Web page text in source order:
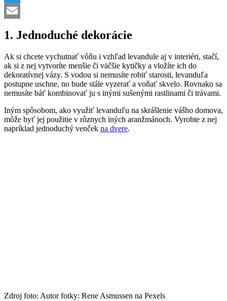
Twitter
1. Jednoduché dekorácie
Ak si chcete vychutnať vôňu i vzhľad levandule aj v interiéri, stačí,
ak si z nej vytvoríte menšie či väčšie kytičky a vložíte ich do
dekoratívnej vázy. S vodou si nemusíte robiť starosti, levanduľa
postupne uschne, no bude stále vyzerať a voňať skvelo. Rovnako sa
nemusíte báť kombinovať ju s inými sušenými rastlinami či trávami.
Iným spôsobom, ako využiť levanduľu na skrášlenie vášho domova,
môže byť jej použitie v rôznych iných aranžmánoch. Vyrobte z nej
napríklad jednoduchý venček na dvere.
Zdroj foto: Autor fotky: Rene Asmussen na Pexels